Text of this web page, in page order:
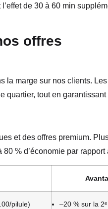
de 30 à 60 min
offres
la marge sur nos clients.
quartier, tout en
et des offres premium.
% d’économie par
pilule)
–20 % sur la